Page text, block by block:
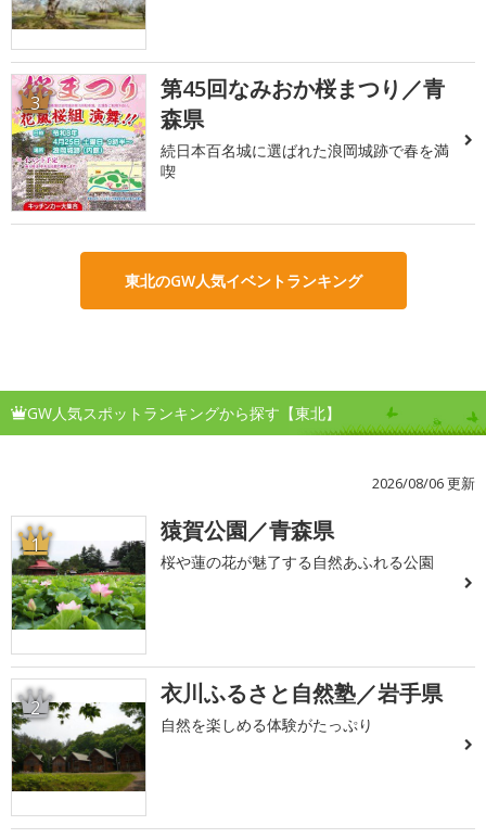
3
第45回なみおか桜まつり／青
森県
続日本百名城に選ばれた浪岡城跡で春を満
喫
東北のGW人気イベントランキング
GW人気スポットランキングから探す【東北】
2026/08/06 更新
1 猿賀公園／青森県
桜や蓮の花が魅了する自然あふれる公園
2 衣川ふるさと自然塾／岩手県
自然を楽しめる体験がたっぷり